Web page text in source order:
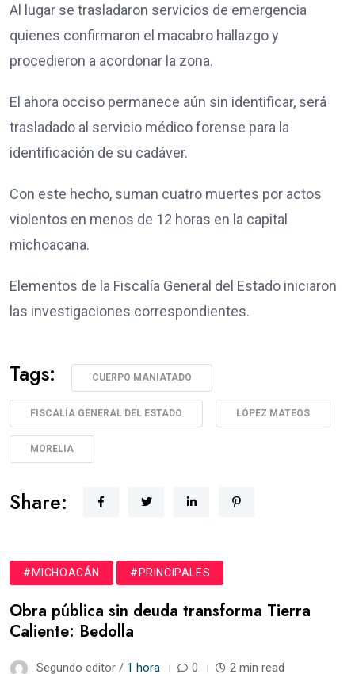
Al lugar se trasladaron servicios de emergencia
quienes confirmaron el macabro hallazgo y
procedieron a acordonar la zona.
El ahora occiso permanece aún sin identificar, será
trasladado al servicio médico forense para la
identificación de su cadáver.
Con este hecho, suman cuatro muertes por actos
violentos en menos de 12 horas en la capital
michoacana.
Elementos de la Fiscalía General del Estado iniciaron
las investigaciones correspondientes.
Tags: CUERPO MANIATADO
FISCALÍA GENERAL DEL ESTADO LÓPEZ MATEOS
MORELIA
Share:
#MICHOACÁN #PRINCIPALES
Obra pública sin deuda transforma Tierra
Caliente: Bedolla
Segundo editor / 1 hora 0 2 min read